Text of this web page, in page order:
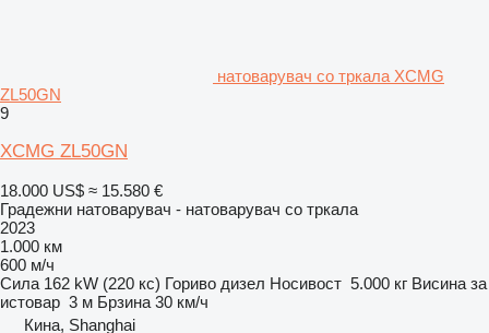
натоварувач со тркала XCMG
ZL50GN
9
XCMG ZL50GN
18.000 US$ ≈ 15.580 €
Градежни натоварувач - натоварувач со тркала
2023
1.000 км
600 м/ч
Сила 162 kW (220 кс) Гориво дизел Носивост 5.000 кг Висина за
истовар 3 м Брзина 30 км/ч
Кина, Shanghai